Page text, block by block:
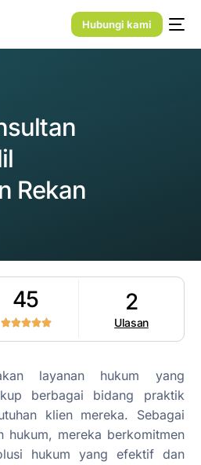
Hubungi kami
Rekan
45 2
Ulasan
layanan hukum yang
berbagai bidang praktik
klien mereka. Sebagai
hukum, mereka berkomitmen
hukum yang efektif dan